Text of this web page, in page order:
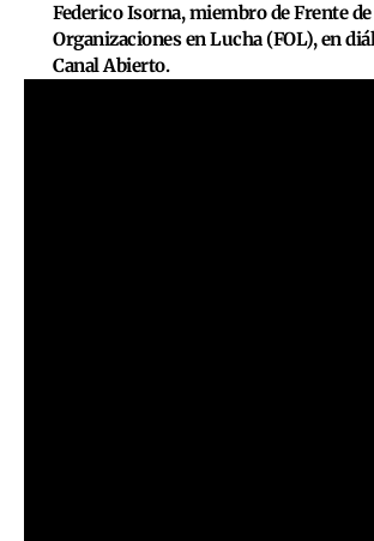
Federico Isorna, miembro de Frente de
Organizaciones en Lucha (FOL), en
Canal Abierto.